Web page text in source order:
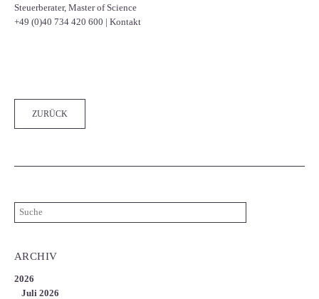
Steuerberater, Master of Science
+49 (0)40 734 420 600 | Kontakt
ZURÜCK
ARCHIV
2026
Juli 2026